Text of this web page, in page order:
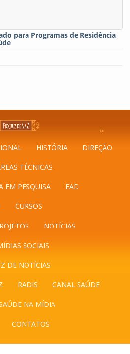
para Programas de Residência
HISTÓRIA DIREÇÃO
TÉCNICAS
EM PESQUISA EAD
CURSOS
NOTÍCIAS
SOCIAIS
DE NOTÍCIAS
RADIS CANAL SAÚDE
NA MÍDIA
CONTATOS